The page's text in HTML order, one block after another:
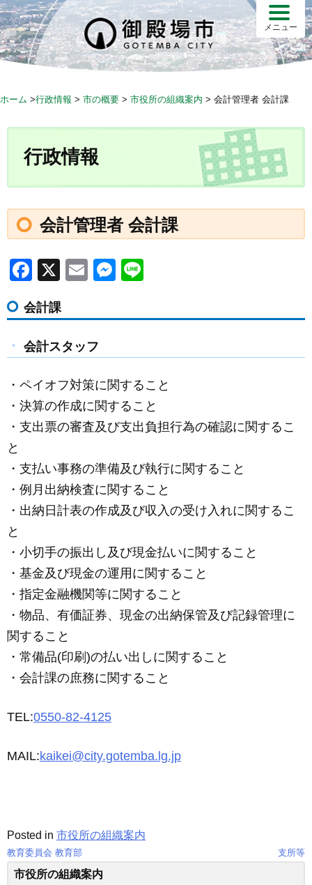
S
k
i
p
メニュー
ホーム >行政情報 > 市の概要 > 市役所の組織案内 > 会計管理者 会計課
行政情報
会計管理者 会計課
F
c
e
b
o
o
k
X
E
ail
M
ss
n
g
er
e
会計課
会計スタッフ
・ペイオフ対策に関すること
・決算の作成に関すること
・支出票の審査及び支出負担行為の確認に関するこ
と
・支払い事務の準備及び執行に関すること
・例月出納検査に関すること
・出納日計表の作成及び収入の受け入れに関するこ
と
・小切手の振出し及び現金払いに関すること
・基金及び現金の運用に関すること
・指定金融機関等に関すること
・物品、有価証券、現金の出納保管及び記録管理に
関すること
・常備品(印刷)の払い出しに関すること
・会計課の庶務に関すること
TEL:0550-82-4125
MAIL:kaikei@city.gotemba.lg.jp
Posted in 市役所の組織案内
投
教育委員会 教育部 支所等
市役所の組織案内